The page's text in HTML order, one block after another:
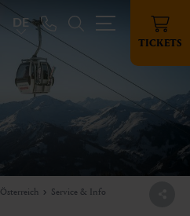
TICKETS
DE
Service & Info